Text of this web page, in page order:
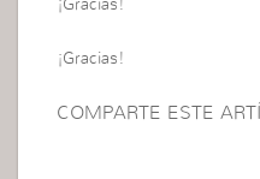
¡Gracias!
¡Gracias!
COMPARTE ESTE